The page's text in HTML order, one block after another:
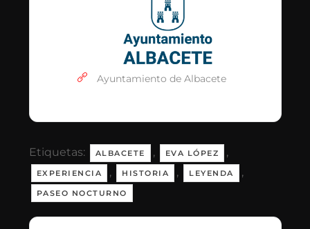
Ayuntamiento de Albacete
Etiquetas: ALBACETE , EVA LÓPEZ ,
EXPERIENCIA , HISTORIA , LEYENDA ,
PASEO NOCTURNO